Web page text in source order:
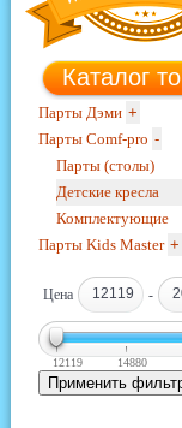
Каталог
Парты Дэми +
Парты Comf-pro -
Парты (столы)
Детские кресла
Комплектующие
Парты Kids Master +
Цена -
12119 14880